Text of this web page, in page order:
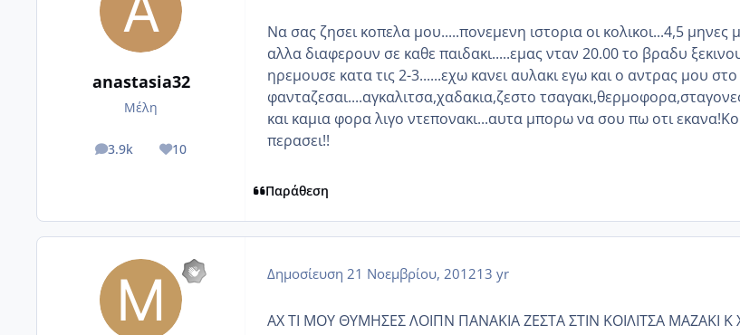
anastasia32
Μέλη
3.9k
posts 10
Reputation
Να σας ζησει κοπελα μου.....πονεμενη ιστορια οι κολικοι...4,5 μηνες
αλλα διαφερουν σε καθε παιδακι.....εμας νταν 20.00 το βραδυ
ηρεμουσε κατα τις 2-3......εχω κανει αυλακι εγω και ο αντρας μου
φανταζεσαι....αγκαλιτσα,χαδακια,ζεστο
και καμια φορα λιγο ντεπονακι...αυτα μπορω να σου πω οτι
περασει!!
Παράθεση
Δημοσίευση 21 Νοεμβρίου, 201213 yr
ΑΧ ΤΙ ΜΟΥ ΘΥΜΗΣΕΣ ΛΟΙΠΝ ΠΑΝΑΚΙΑ ΖΕΣΤΑ ΣΤΙΝ ΚΟΙΛΙΤΣΑ ΜΑΖΑΚΙ